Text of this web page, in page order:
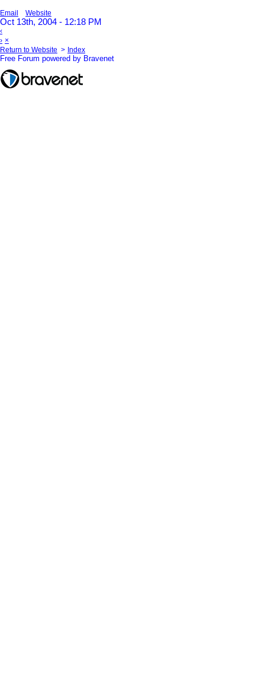
Email Website
Oct 13th, 2004 - 12:18 PM
‹
› ×
Return to Website > Index
Free Forum powered by Bravenet